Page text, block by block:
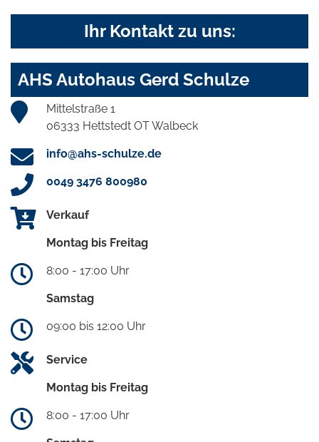
Ihr Kontakt zu uns:
AHS Autohaus Gerd Schulze
Mittelstraße 1
06333 Hettstedt OT Walbeck
info@ahs-schulze.de
0049 3476 800980
Verkauf
Montag bis Freitag
8:00 - 17:00 Uhr
Samstag
09:00 bis 12:00 Uhr
Service
Montag bis Freitag
8:00 - 17:00 Uhr